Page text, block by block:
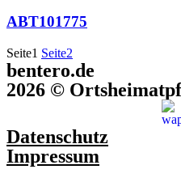
ABT101775
Seite1 Seite2
bentero.de
2026 ©
Datenschutz
Impressum